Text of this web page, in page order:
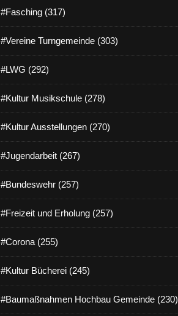
#Fasching (317)
#Vereine Turngemeinde (303)
#LWG (292)
#Kultur Musikschule (278)
#Kultur Ausstellungen (270)
#Jugendarbeit (267)
#Bundeswehr (257)
#Freizeit und Erholung (257)
#Corona (255)
#Kultur Bücherei (245)
#Baumaßnahmen Hochbau Gemeinde (230)